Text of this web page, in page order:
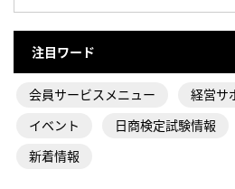
注目ワード
会員サービスメニュー
経営サ
イベント
日商検定試験情報
新着情報